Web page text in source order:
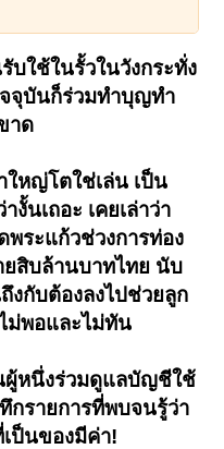
บใช้ในรั้วในวังกระทั่ง
จุบันก็ร่วมทำบุญทำ
าด
ใหญ่โตใช่เล่น เป็น
งั้นเถอะ เคยเล่าว่า
พระแก้วช่วงการท่อง
ยสิบล้านบาทไทย นับ
งกับต้องลงไปช่วยลูก
ม่พอและไม่ทัน
ผู้หนึ่งร่วมดูแลบัญชีใช้
กรายการที่พบจนรู้ว่า
เป็นของมีค่า!